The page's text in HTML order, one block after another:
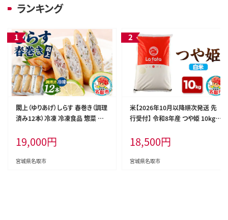
ランキング
閖上（ゆりあげ）しらす 春巻き（調理
済み12本）冷凍 冷凍食品 惣菜 パ
凍 中華惣菜 簡単 漁亭 浜や 宮城県
名取市 [春巻 春巻き しらす シラス
冷凍 冷凍食品 惣菜 パリパリ グル
19,000円
宮城県名取市
米【2026年10月以降順次発送 先
行受付】 令和8年産 つや姫 10kg×
お米 オシャレな袋 [ラ・ファータ つ
や姫 ブランド米 お米 白米 精米 米
どころ 宮城]
18,500円
宮城県名取市